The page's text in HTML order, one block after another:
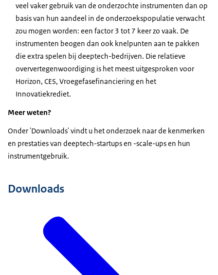
veel vaker gebruik van de onderzochte instrumenten dan op
basis van hun aandeel in de onderzoekspopulatie verwacht
zou mogen worden: een factor 3 tot 7 keer zo vaak. De
instrumenten beogen dan ook knelpunten aan te pakken
die extra spelen bij deeptech-bedrijven. Die relatieve
oververtegenwoordiging is het meest uitgesproken voor
Horizon, CES, Vroegefasefinanciering en het
Innovatiekrediet.
Meer weten?
Onder 'Downloads' vindt u het onderzoek naar de kenmerken
en prestaties van deeptech-startups en -scale-ups en hun
instrumentgebruik.
Downloads